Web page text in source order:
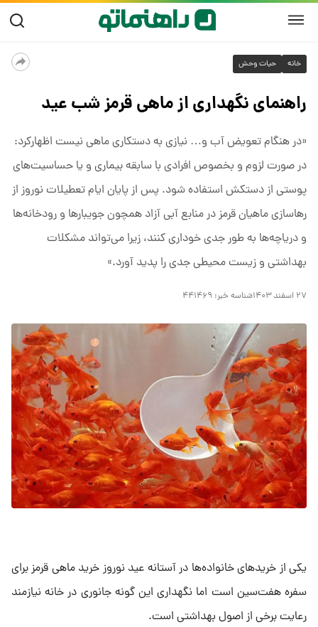
خانه حیات وحش
راهنمای نگهداری از ماهی قرمز شب عید
«در هنگام تعویض آب و… نیازی به دستکاری ماهی نیست اظهارکرد:
در صورت لزوم و بخصوص افرادی با سابقه بیماری و یا حساسیت‌های
پوستی از دستکش استفاده شود. پس از پایان ایام تعطیلات نوروز از
رهاسازی ماهیان قرمز در منابع آبی آزاد همچون جویبار‌ها و رودخانه‌ها
و دریاچه‌ها به طور جدی خوداری کنند، زیرا می‌تواند مشکلات
بهداشتی و زیست محیطی جدی را پدید آورد.»
۲۷ اسفند ۱۴۰۳ شناسه خبر: ۴۴۱۴۶۹
یکی از خریدهای خانواده‌ها در آستانه عید نوروز خرید ماهی قرمز برای
سفره هفت‌سین است اما نگهداری این گونه جانوری در خانه نیازمند
رعایت برخی از اصول بهداشتی است.